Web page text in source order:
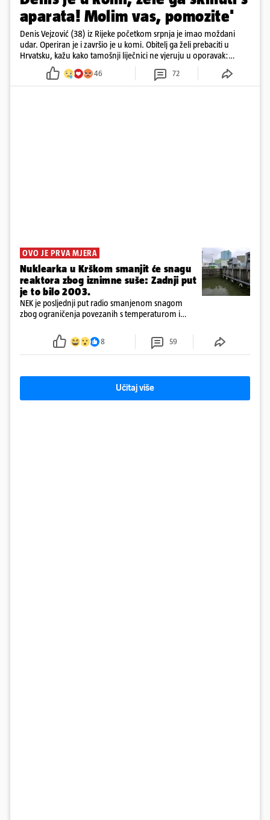
aparata! Molim vas, pomozite'
Denis Vejzović (38) iz Rijeke početkom srpnja je imao moždani
udar. Operiran je i završio je u komi. Obitelj ga želi prebaciti u
Hrvatsku, kažu kako tamošnji liječnici ne vjeruju u oporavak:
'Imamo 72 sata'
46 72
OVO JE PRVA MJERA
Nuklearka u Krškom smanjit će snagu
reaktora zbog iznimne suše: Zadnji put
je to bilo 2003.
NEK je posljednji put radio smanjenom snagom
zbog ograničenja povezanih s temperaturom i
smanjenje snage bilo potrebno više od 90 dana.
8 59
Učitaj više